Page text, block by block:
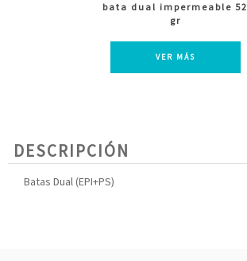
bata dual impermeable 52
gr
VER MÁS
DESCRIPCIÓN
Batas Dual (EPI+PS)